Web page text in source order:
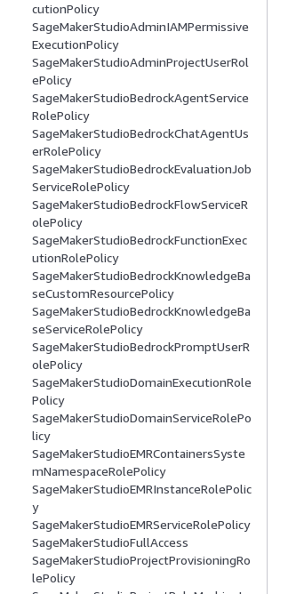
cutionPolicy
SageMakerStudioAdminIAMPermissive
ExecutionPolicy
SageMakerStudioAdminProjectUserRol
ePolicy
SageMakerStudioBedrockAgentService
RolePolicy
SageMakerStudioBedrockChatAgentUs
erRolePolicy
SageMakerStudioBedrockEvaluationJob
ServiceRolePolicy
SageMakerStudioBedrockFlowServiceR
olePolicy
SageMakerStudioBedrockFunctionExec
utionRolePolicy
SageMakerStudioBedrockKnowledgeBa
seCustomResourcePolicy
SageMakerStudioBedrockKnowledgeBa
seServiceRolePolicy
SageMakerStudioBedrockPromptUserR
olePolicy
SageMakerStudioDomainExecutionRole
Policy
SageMakerStudioDomainServiceRolePo
licy
SageMakerStudioEMRContainersSyste
mNamespaceRolePolicy
SageMakerStudioEMRInstanceRolePolic
y
SageMakerStudioEMRServiceRolePolicy
SageMakerStudioFullAccess
SageMakerStudioProjectProvisioningRo
lePolicy